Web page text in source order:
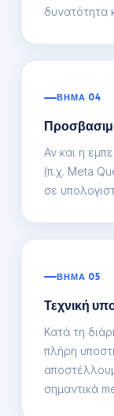
δυνατότητα
ΒΗΜΑ 04
Αν και η
(π.χ. Meta
σε
ΒΗΜΑ 05
Τεχνική
Κατά τη
πλήρη
σημαντικά